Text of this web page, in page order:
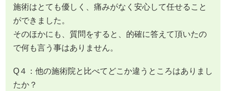
施術はとても優しく、痛みがなく安心して任せること
ができました。
そのほかにも、質問をすると、的確に答えて頂いたの
で何も言う事はありません。
Q４：他の施術院と比べてどこか違うところはありまし
たか？